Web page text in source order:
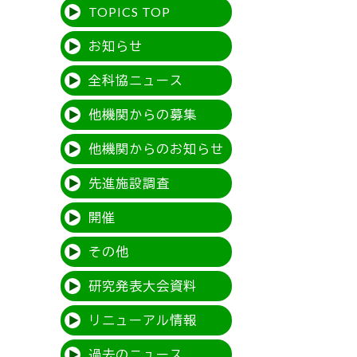
TOPICS TOP
お知らせ
全科協ニュース
他機関からの募集
他機関からのお知らせ
先進施設調査
開催
その他
研究発表大会資料
リニューアル情報
過去のニュース